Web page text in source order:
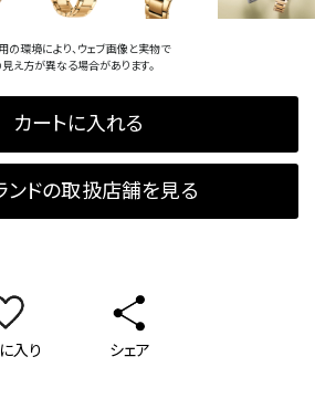
の環境により、ウェブ画像と実物で
え方が異なる場合があります。
カートに入れる
ンドの取扱店舗を見る
入り シェア